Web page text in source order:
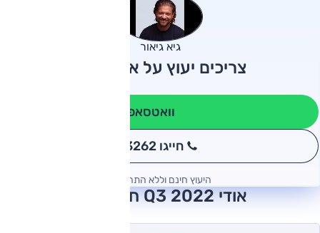
גיא גיאור
צריכים יעוץ על אודי Q3?
וואטסאפ
חייגו 3262
היעוץ חינם וללא התחייבות
אודי Q3 2022 חוות דעת